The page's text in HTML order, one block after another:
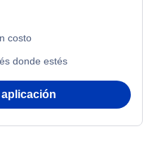
York
costo
donde estés